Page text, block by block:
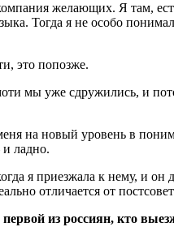
желающих. Я там,
Тогда я не особо
это попозже.
мы уже сдружились, и
на новый уровень в
ладно.
я приезжала к нему, и он
отличается от
из россиян, кто